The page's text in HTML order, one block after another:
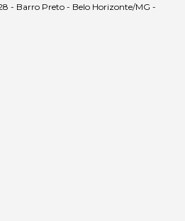
- Barro Preto - Belo Horizonte/MG -